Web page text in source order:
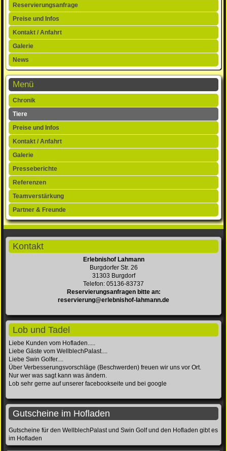
Navigation
überspringen
Reservierungsanfrage
Preise und Infos
Kontakt / Anfahrt
Galerie
News
Menü
Navigation
überspringen
Chronik
Tiere
Preise und Infos
Kontakt / Anfahrt
Galerie
Presseberichte
Referenzen
Teamverstärkung
Partner & Freunde
Kontakt
Erlebnishof Lahmann
Burgdorfer Str. 26
31303 Burgdorf
Telefon: 05136-83737
Reservierungsanfragen bitte an:
reservierung@erlebnishof-lahmann.de
Lob und Tadel
Liebe Kunden vom Hofladen.....
Liebe Gäste vom WellblechPalast....
Liebe Swin Golfer....
Über Verbesserungsvorschläge (Beschwerden) freuen wir uns vor Ort.
Nur wer was sagt kann was ändern.
Lob sehr gerne auf unserer facebookseite und bei google
Gutscheine im Hofladen
Gutscheine für den WellblechPalast und Swin Golf und den Hofladen gibt es
im Hofladen